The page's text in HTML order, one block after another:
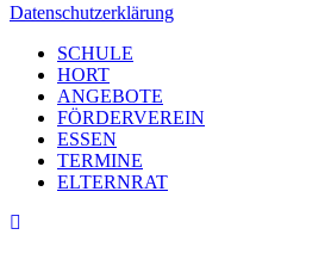
Datenschutzerklärung
SCHULE
HORT
ANGEBOTE
FÖRDERVEREIN
ESSEN
TERMINE
ELTERNRAT